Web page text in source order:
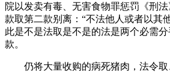
院以发卖有毒、无害食物罪惩罚《刑
款取第二款别离：“不法他人或者以其
此是不是法取是不是的法是两个必需
款。
仍将大量收购的病死猪肉，法令取